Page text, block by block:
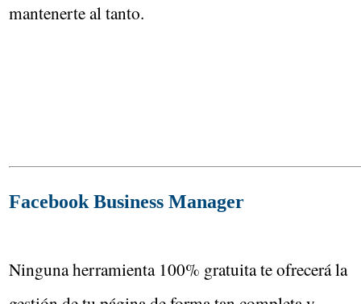
mantenerte al tanto.
Facebook Business Manager
Ninguna herramienta 100% gratuita te ofrecerá la